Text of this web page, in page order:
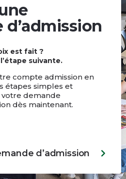
est fait ?
suivante.
compte admission en
étapes simples et
demande
dès maintenant.
d’admission